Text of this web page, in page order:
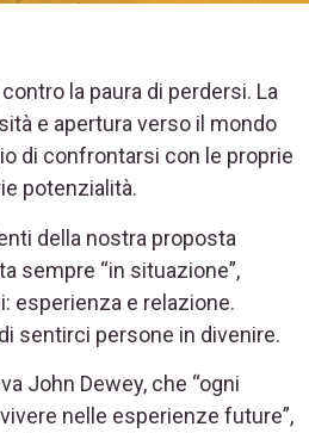
la paura di perdersi. La
e apertura verso il mondo
di confrontarsi con le proprie
potenzialità.
della nostra proposta
sempre “in situazione”,
esperienza e relazione.
sentirci persone in divenire.
John Dewey, che “ogni
nelle esperienze future”,